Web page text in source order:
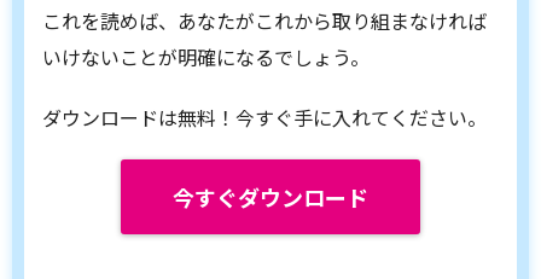
これを読めば、あなたがこれから取り組まなければ
いけないことが明確になるでしょう。
ダウンロードは無料！今すぐ手に入れてください。
今すぐダウンロード